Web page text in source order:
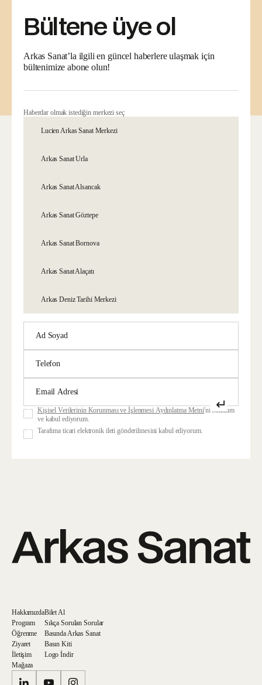
Bültene üye ol
Arkas Sanat’la ilgili en güncel haberlere ulaşmak için
bültenimize abone olun!
Haberdar olmak istediğin merkezi seç
Lucien Arkas Sanat Merkezi
Arkas Sanat Urla
Arkas Sanat Alsancak
Arkas Sanat Göztepe
Arkas Sanat Bornova
Arkas Sanat Alaçatı
Arkas Deniz Tarihi Merkezi
Kişisel Verilerinin Korunması ve İşlenmesi Aydınlatma Metni'ni okudum
ve kabul ediyorum.
Tarafıma ticari elektronik ileti gönderilmesini kabul ediyorum.
↵
Hakkımızda
Program
Öğrenme
Ziyaret
İletişim
Mağaza
Bilet Al
Sıkça Sorulan Sorular
Basında Arkas Sanat
Basın Kiti
Logo İndir